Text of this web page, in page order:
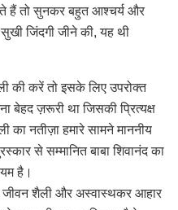
हैं तो सुनकर बहुत आश्चर्य और
जिंदगी जीने की, यह थी
की करें तो इसके लिए उपरोक्त
बेहद ज़रूरी था जिसकी प्रित्यक्ष
का नतीज़ा हमारे सामने माननीय
से सम्मानित बाबा शिवानंद का
है।
जीवन शैली और अस्वास्थकर आहार